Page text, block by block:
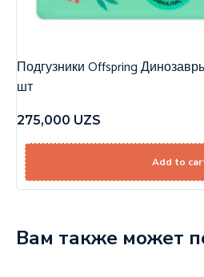
Подгузники Offspring
шт
275,000 UZS
Add to
Вам также может